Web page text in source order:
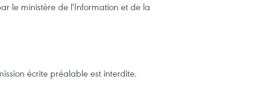
le ministère de l'Information et de la
écrite préalable est interdite.